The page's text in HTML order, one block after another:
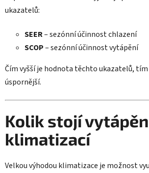
ukazatelů:
SEER– sezónní účinnost chlazení
SCOP– sezónní účinnost vytápění
Čím vyšší je hodnota těchto ukazatelů,
úspornější.
Kolik stojí
klimatizací
Velkou výhodou klimatizace je možnost